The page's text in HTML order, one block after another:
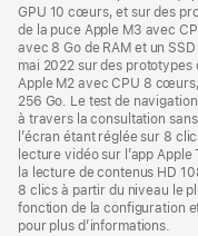
GPU 10 cœurs, et sur des
de la puce Apple M3 avec
avec 8 Go de RAM et un
mai 2022 sur des prototypes
Apple M2 avec CPU 8
256 Go. Le test de
à travers la consultation
l’écran étant réglée sur 8
lecture vidéo sur l’app
la lecture de contenus HD
8 clics à partir du niveau le
fonction de la configuration
pour plus d’informations.